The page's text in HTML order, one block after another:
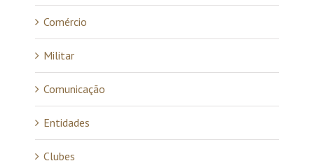
Comércio
Militar
Comunicação
Entidades
Clubes